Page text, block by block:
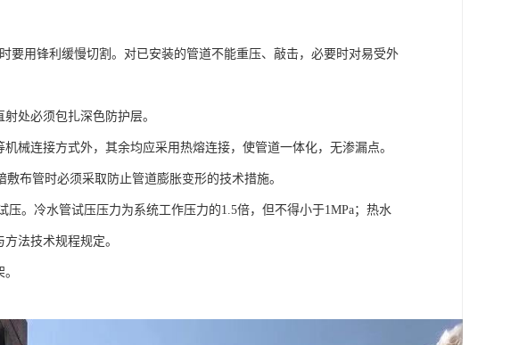
要用锋利缓慢切割。对已安装的管道不能重压、敲击，必要时对易受外
处必须包扎深色防护层。
械连接方式外，其余均应采用热熔连接，使管道一体化，无渗漏点。
布管时必须采取防止管道膨胀变形的技术措施。
。冷水管试压压力为系统工作压力的1.5倍，但不得小于1MPa；热水
法技术规程规定。